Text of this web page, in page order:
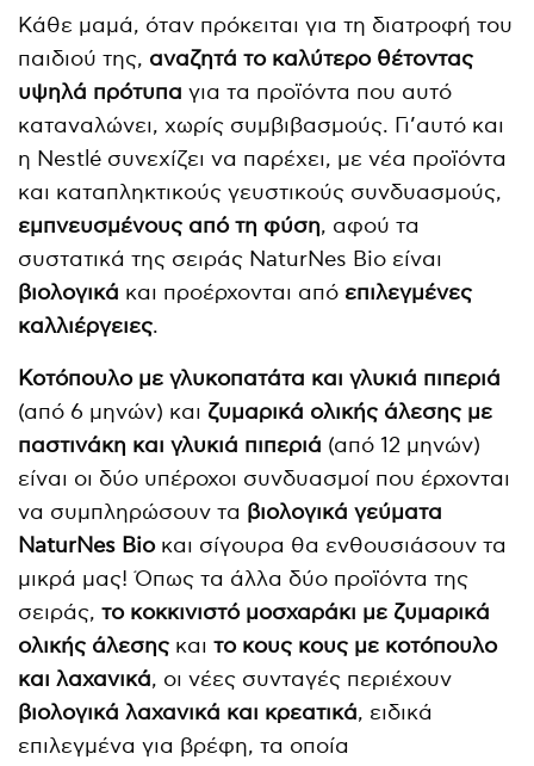
Κάθε μαμά, όταν πρόκειται για τη διατροφή του
παιδιού της, αναζητά το καλύτερο θέτοντας
υψηλά πρότυπα για τα προϊόντα που αυτό
καταναλώνει, χωρίς συμβιβασμούς. Γι’αυτό και
η Nestlé συνεχίζει να παρέχει, με νέα προϊόντα
και καταπληκτικούς γευστικούς συνδυασμούς,
εμπνευσμένους από τη φύση, αφού τα
συστατικά της σειράς NaturNes Bio είναι
βιολογικά και προέρχονται από επιλεγμένες
καλλιέργειες.
Κοτόπουλο με γλυκοπατάτα και γλυκιά πιπεριά
(από 6 μηνών) και ζυμαρικά ολικής άλεσης με
παστινάκη και γλυκιά πιπεριά (από 12 μηνών)
είναι οι δύο υπέροχοι συνδυασμοί που έρχονται
να συμπληρώσουν τα βιολογικά γεύματα
NaturNes Bioκαι σίγουρα θα ενθουσιάσουν τα
μικρά μας! Όπως τα άλλα δύο προϊόντα της
σειράς,το κοκκινιστό μοσχαράκι με ζυμαρικά
ολικής άλεσης και το κους κους με κοτόπουλο
και λαχανικά, οι νέες συνταγές περιέχουν
βιολογικά λαχανικά και κρεατικά, ειδικά
επιλεγμένα για βρέφη, τα οποία